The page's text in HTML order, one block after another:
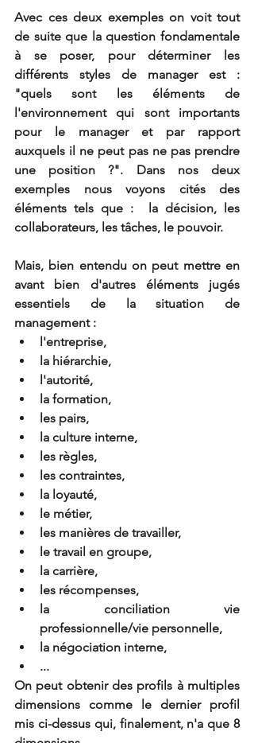
Avec ces deux exemples on voit tout
de suite que la question fondamentale
à se poser, pour déterminer les
différents styles de manager est :
"quels sont les éléments de
l'environnement qui sont importants
pour le manager et par rapport
auxquels il ne peut pas ne pas prendre
une position ?". Dans nos deux
exemples nous voyons cités des
éléments tels que :  la décision, les
collaborateurs, les tâches, le pouvoir.
Mais, bien entendu on peut mettre en
avant bien d'autres éléments jugés
essentiels de la situation de
management :
l'entreprise,
la hiérarchie,
l'autorité,
la formation,
les pairs,
la culture interne,
les règles,
les contraintes,
la loyauté,
le métier,
les manières de travailler,
le travail en groupe,
la carrière,
les récompenses,
la conciliation vie
professionnelle/vie personnelle,
la négociation interne,
...
On peut obtenir des profils à multiples
dimensions comme le dernier profil
mis ci-dessus qui, finalement, n'a que 8